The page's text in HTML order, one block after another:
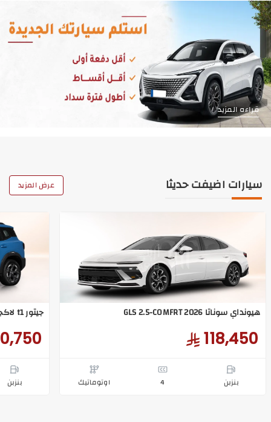
قراءه المزيد
سيارات اضيفت حديثا عرض المزيد